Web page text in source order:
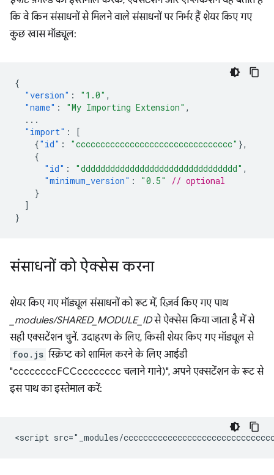
कि वे किन संसाधनों से मिलने वाले संसाधनों पर निर्भर हैं शेयर किए गए
कुछ खास मॉड्यूल:
{
"version" : "1.0" ,
"name" : "My Importing Extension" ,
...
"import" :
[
{"id" : "cccccccccccccccccccccccccccccccc" },
{
"id" : "dddddddddddddddddddddddddddddddd" ,
"minimum_version" : "0.5"
// optional
}
]
}
संसाधनों को ऐक्सेस करना
शेयर किए गए मॉड्यूल संसाधनों को रूट में, रिज़र्व किए गए पाथ
_modules/SHARED_MODULE_IDसे ऐक्सेस किया जाता है में से
सही एक्सटेंशन चुनें. उदाहरण के लिए, किसी शेयर किए गए मॉड्यूल से
foo.js स्क्रिप्ट को शामिल करने के लिए आईडी
"ccccccccFCCcccccccc चलाने गाने)", अपने एक्सटेंशन के रूट से
इस पाथ का इस्तेमाल करें: